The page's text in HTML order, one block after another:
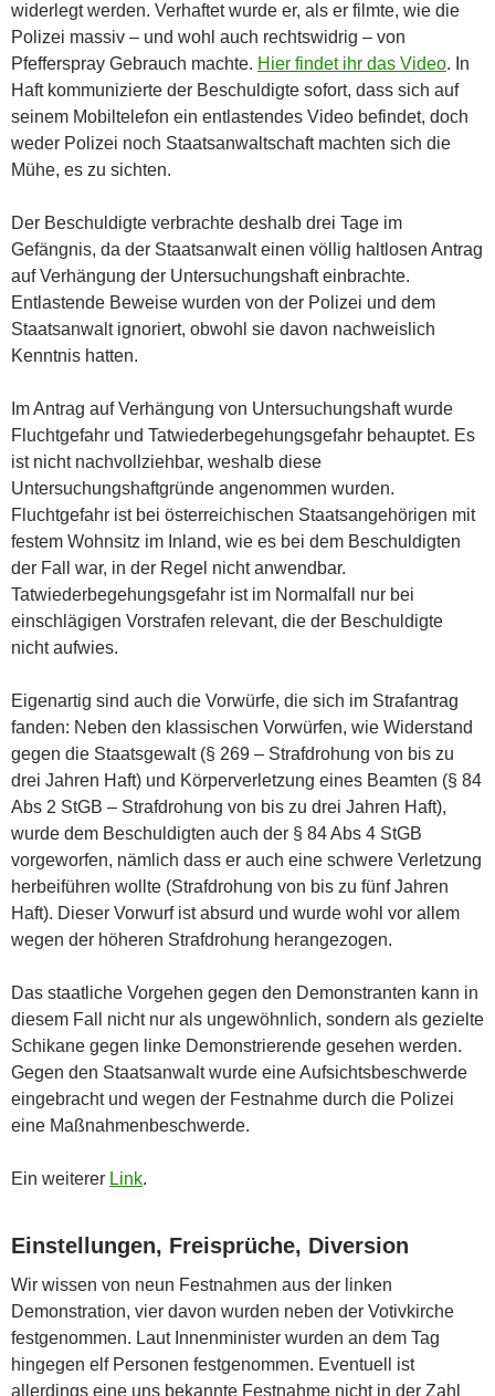
widerlegt werden. Verhaftet wurde er, als er filmte, wie die
Polizei massiv – und wohl auch rechtswidrig – von
Pfefferspray Gebrauch machte. Hier findet ihr das Video. In
Haft kommunizierte der Beschuldigte sofort, dass sich auf
seinem Mobiltelefon ein entlastendes Video befindet, doch
weder Polizei noch Staatsanwaltschaft machten sich die
Mühe, es zu sichten.
Der Beschuldigte verbrachte deshalb drei Tage im
Gefängnis, da der Staatsanwalt einen völlig haltlosen Antrag
auf Verhängung der Untersuchungshaft einbrachte.
Entlastende Beweise wurden von der Polizei und dem
Staatsanwalt ignoriert, obwohl sie davon nachweislich
Kenntnis hatten.
Im Antrag auf Verhängung von Untersuchungshaft wurde
Fluchtgefahr und Tatwiederbegehungsgefahr behauptet. Es
ist nicht nachvollziehbar, weshalb diese
Untersuchungshaftgründe angenommen wurden.
Fluchtgefahr ist bei österreichischen Staatsangehörigen mit
festem Wohnsitz im Inland, wie es bei dem Beschuldigten
der Fall war, in der Regel nicht anwendbar.
Tatwiederbegehungsgefahr ist im Normalfall nur bei
einschlägigen Vorstrafen relevant, die der Beschuldigte
nicht aufwies.
Eigenartig sind auch die Vorwürfe, die sich im Strafantrag
fanden: Neben den klassischen Vorwürfen, wie Widerstand
gegen die Staatsgewalt (§ 269 – Strafdrohung von bis zu
drei Jahren Haft) und Körperverletzung eines Beamten (§ 84
Abs 2 StGB – Strafdrohung von bis zu drei Jahren Haft),
wurde dem Beschuldigten auch der § 84 Abs 4 StGB
vorgeworfen, nämlich dass er auch eine schwere Verletzung
herbeiführen wollte (Strafdrohung von bis zu fünf Jahren
Haft). Dieser Vorwurf ist absurd und wurde wohl vor allem
wegen der höheren Strafdrohung herangezogen.
Das staatliche Vorgehen gegen den Demonstranten kann in
diesem Fall nicht nur als ungewöhnlich, sondern als gezielte
Schikane gegen linke Demonstrierende gesehen werden.
Gegen den Staatsanwalt wurde eine Aufsichtsbeschwerde
eingebracht und wegen der Festnahme durch die Polizei
eine Maßnahmenbeschwerde.
Ein weiterer Link.
Einstellungen, Freisprüche, Diversion
Wir wissen von neun Festnahmen aus der linken
Demonstration, vier davon wurden neben der Votivkirche
festgenommen. Laut Innenminister wurden an dem Tag
hingegen elf Personen festgenommen. Eventuell ist
allerdings eine uns bekannte Festnahme nicht in der Zahl